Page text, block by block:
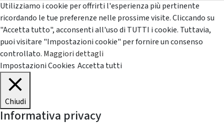
Utilizziamo i cookie per offrirti l'esperienza più pertinente
ricordando le tue preferenze nelle prossime visite. Cliccando su
"Accetta tutto", acconsenti all'uso di TUTTI i cookie. Tuttavia,
puoi visitare "Impostazioni cookie" per fornire un consenso
controllato. Maggiori dettagli
Impostazioni Cookies Accetta tutti
Chiudi
Informativa privacy